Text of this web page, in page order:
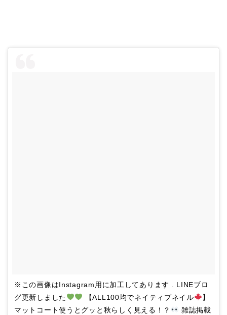
※この画像はInstagram用に加工してあります . LINEブロ
グ更新しました
【ALL100均でネイティブネイル
】
マットコート使うとグッと秋らしく見える！？
雑誌掲載